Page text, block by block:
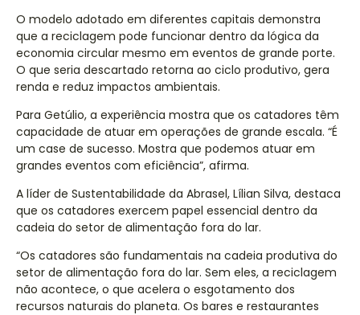
O modelo adotado em diferentes capitais demonstra
que a reciclagem pode funcionar dentro da lógica da
economia circular mesmo em eventos de grande porte.
O que seria descartado retorna ao ciclo produtivo, gera
renda e reduz impactos ambientais.
Para Getúlio, a experiência mostra que os catadores têm
capacidade de atuar em operações de grande escala. “É
um case de sucesso. Mostra que podemos atuar em
grandes eventos com eficiência”, afirma.
A líder de Sustentabilidade da Abrasel, Lílian Silva, destaca
que os catadores exercem papel essencial dentro da
cadeia do setor de alimentação fora do lar.
“Os catadores são fundamentais na cadeia produtiva do
setor de alimentação fora do lar. Sem eles, a reciclagem
não acontece, o que acelera o esgotamento dos
recursos naturais do planeta. Os bares e restaurantes